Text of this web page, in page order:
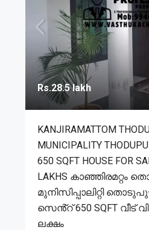
Rs.28.5 lakh
KANJIRAMATTOM
MUNICIPALITY
650 SQFT HOUSE FOR
LAKHS കാഞ്ഞിരമറ്റം
മുനിസിപ്പാലിറ്റി
സെൻ്റ് 650 SQFT വീട്
ലക്ഷം